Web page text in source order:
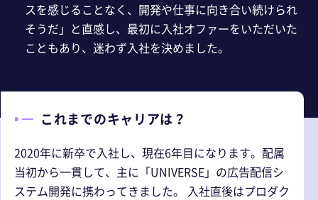
スを感じることなく、開発や仕事に向き合い続けられ
そうだ」と直感し、最初に入社オファーをいただいた
こともあり、迷わず入社を決めました。
これまでのキャリアは？
2020年に新卒で入社し、現在6年目になります。配属
当初から一貫して、主に「UNIVERSE」の広告配信シ
ステム開発に携わってきました。 入社直後はプロダク